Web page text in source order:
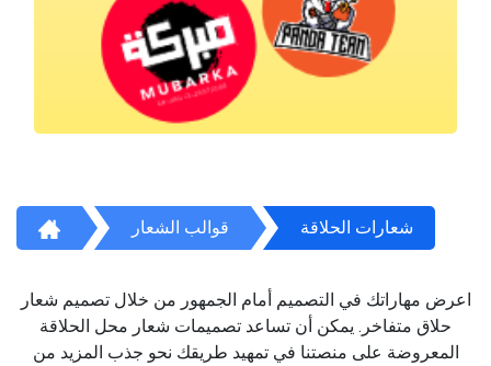
قوالب الشعار شعارات الحلاقة
اعرض مهاراتك في التصميم أمام الجمهور من خلال تصميم شعار
حلاق متفاخر. يمكن أن تساعد تصميمات شعار محل الحلاقة
المعروضة على منصتنا في تمهيد طريقك نحو جذب المزيد من